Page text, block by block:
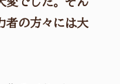
変でした。そん
者の方々には大